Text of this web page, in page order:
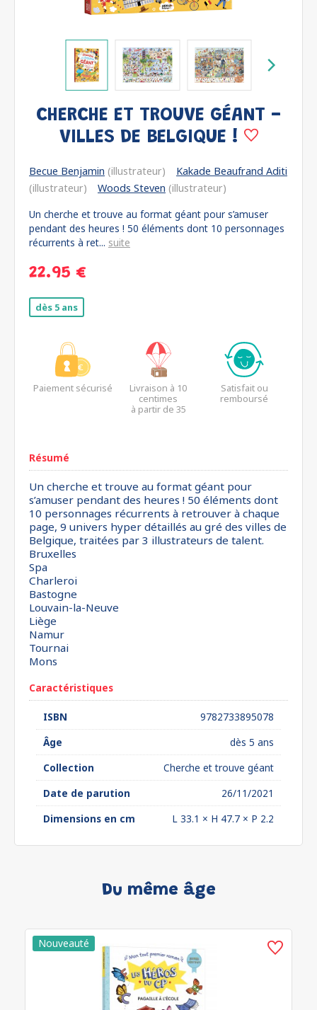
CHERCHE ET TROUVE GÉANT -
VILLES DE BELGIQUE !
Becue Benjamin (illustrateur)
Kakade Beaufrand Aditi
(illustrateur)
Woods Steven (illustrateur)
Un cherche et trouve au format géant pour s’amuser
pendant des heures ! 50 éléments dont 10 personnages
récurrents à ret... suite
22.95 €
dès 5 ans
Paiement sécurisé
Livraison à 10
centimes
à partir de 35
Satisfait ou
remboursé
Résumé
Un cherche et trouve au format géant pour
s’amuser pendant des heures ! 50 éléments dont
10 personnages récurrents à retrouver à chaque
page, 9 univers hyper détaillés au gré des villes de
Belgique, traitées par 3 illustrateurs de talent.
Bruxelles
Spa
Charleroi
Bastogne
Louvain-la-Neuve
Liège
Namur
Tournai
Mons
Caractéristiques
ISBN
9782733895078
Âge
dès 5 ans
Collection
Cherche et trouve géant
Date de parution
26/11/2021
Dimensions en cm
L 33.1 × H 47.7 × P 2.2
Du même âge